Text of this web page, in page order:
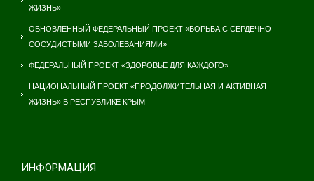
ЖИЗНЬ»
ОБНОВЛЁННЫЙ ФЕДЕРАЛЬНЫЙ ПРОЕКТ «БОРЬБА С СЕРДЕЧНО-
СОСУДИСТЫМИ ЗАБОЛЕВАНИЯМИ»
ФЕДЕРАЛЬНЫЙ ПРОЕКТ «ЗДОРОВЬЕ ДЛЯ КАЖДОГО»
НАЦИОНАЛЬНЫЙ ПРОЕКТ «ПРОДОЛЖИТЕЛЬНАЯ И АКТИВНАЯ
ЖИЗНЬ» В РЕСПУБЛИКЕ КРЫМ
ИНФОРМАЦИЯ